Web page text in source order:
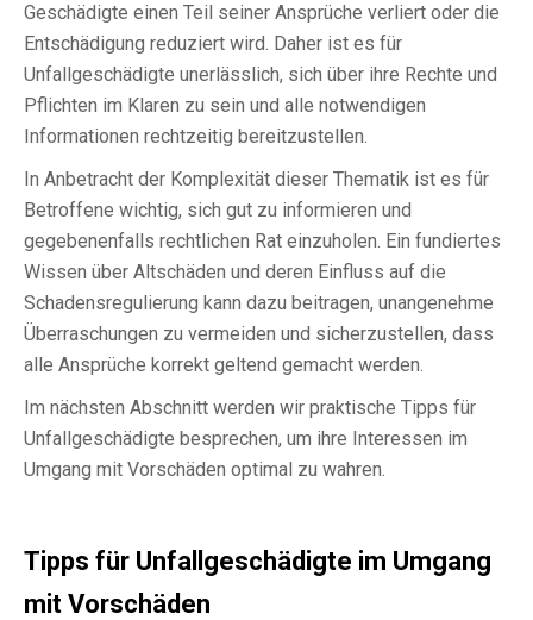
Geschädigte einen Teil seiner Ansprüche verliert oder die
Entschädigung reduziert wird. Daher ist es für
Unfallgeschädigte unerlässlich, sich über ihre Rechte und
Pflichten im Klaren zu sein und alle notwendigen
Informationen rechtzeitig bereitzustellen.
In Anbetracht der Komplexität dieser Thematik ist es für
Betroffene wichtig, sich gut zu informieren und
gegebenenfalls rechtlichen Rat einzuholen. Ein fundiertes
Wissen über Altschäden und deren Einfluss auf die
Schadensregulierung kann dazu beitragen, unangenehme
Überraschungen zu vermeiden und sicherzustellen, dass
alle Ansprüche korrekt geltend gemacht werden.
Im nächsten Abschnitt werden wir praktische Tipps für
Unfallgeschädigte besprechen, um ihre Interessen im
Umgang mit Vorschäden optimal zu wahren.
Tipps für Unfallgeschädigte im Umgang
mit Vorschäden